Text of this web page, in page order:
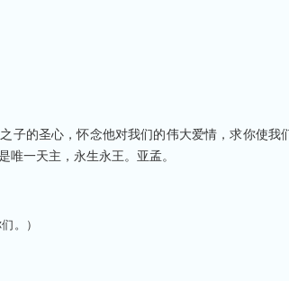
子的圣心，怀念他对我们的伟大爱情，求你使
唯一天主，永生永王。亚孟。
。）